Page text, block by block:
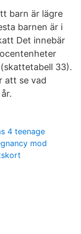
barn är lägre
barnen är i
Det innebär
33).
att se vad
4 teenage
mod